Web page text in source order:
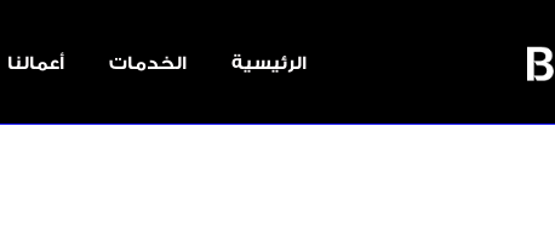
الرئيسية الخدمات أعمالنا